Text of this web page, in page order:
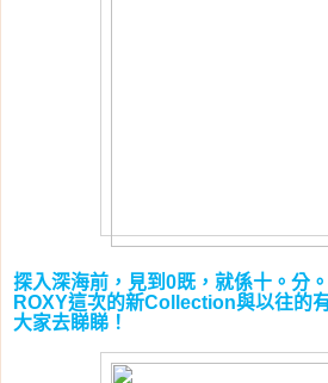
探入深海前，見到0既，就係十。分
ROXY這次的新Collection與以往的
大家去睇睇！